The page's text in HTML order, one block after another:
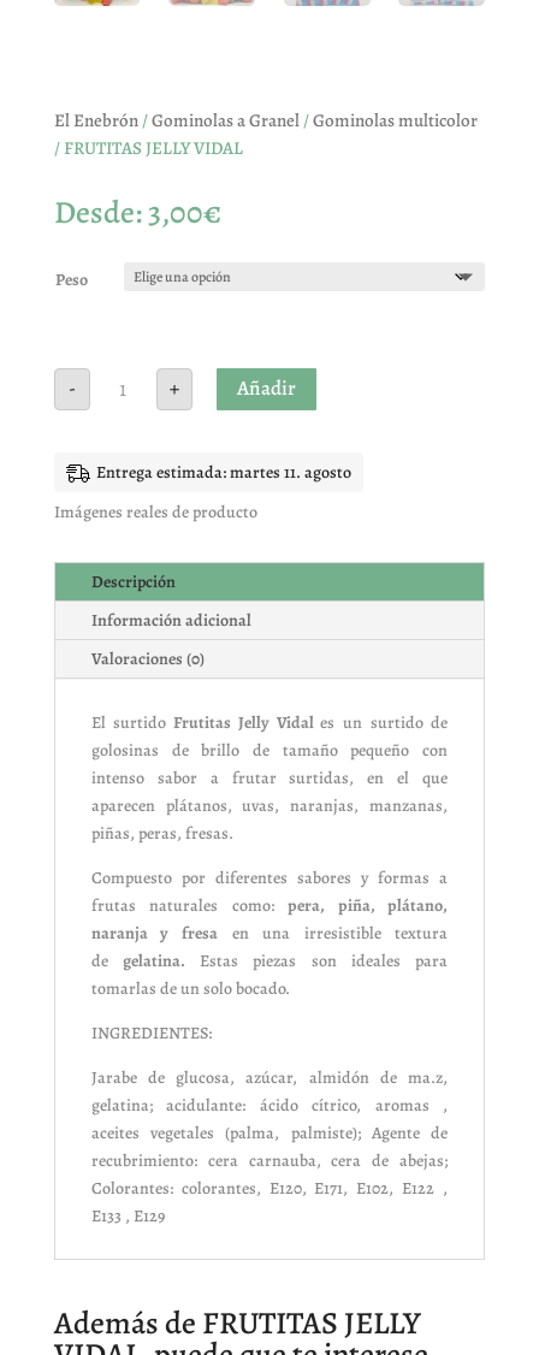
El Enebrón/Gominolas a Granel/Gominolas multicolor
/ FRUTITAS JELLY VIDAL
Desde:3,00€
Peso
-
FRUTITAS
JELLY + Añadir
Entrega estimada: martes 11. agosto
Imágenes reales de producto
Descripción
Información adicional
Valoraciones (0)
El surtido Frutitas Jelly Vidales un surtido de
golosinas de brillo de tamaño pequeño con
intenso sabor a frutar surtidas, en el que
aparecen plátanos, uvas, naranjas, manzanas,
piñas, peras, fresas.
Compuesto por diferentes sabores y formas a
frutas naturales como:pera, piña, plátano,
naranja y fresaen una irresistible textura
degelatina. Estas piezas son ideales para
tomarlas de un solo bocado.
INGREDIENTES:
Jarabe de glucosa, azúcar, almidón de ma.z,
gelatina; acidulante: ácido cítrico, aromas ,
aceites vegetales (palma, palmiste); Agente de
recubrimiento: cera carnauba, cera de abejas;
Colorantes: colorantes, E120, E171, E102, E122 ,
E133 , E129
Además de FRUTITAS JELLY